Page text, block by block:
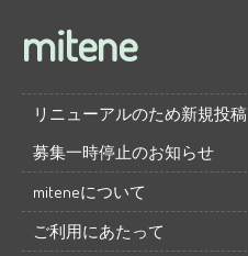
mitene
リニューアルのため新規投稿
募集一時停止のお知らせ
miteneについて
ご利用にあたって